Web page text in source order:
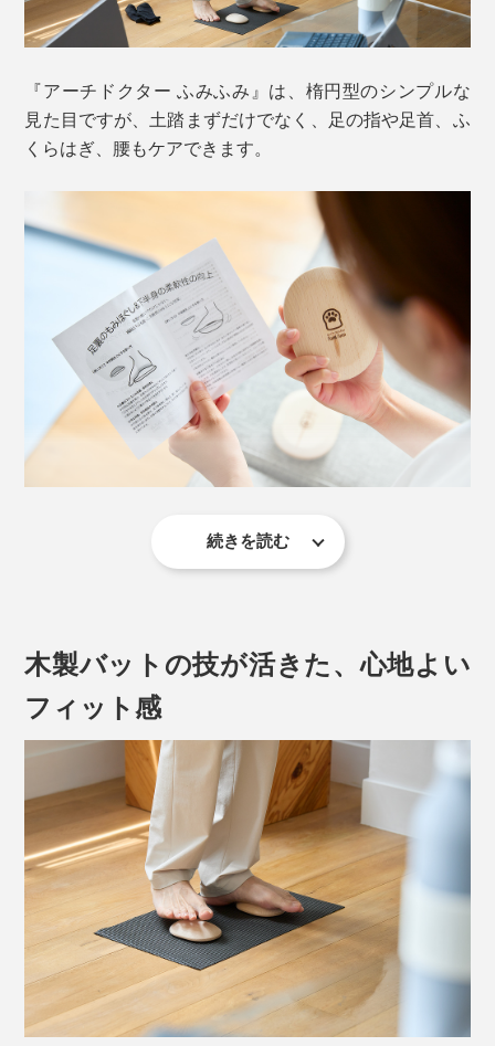
チ」に、心地よくフィット。
アーチとは、土踏まずをつくる、足骨や筋肉によるアー
チ状の構造です。
足の蹴りだしや、衝撃吸収に大切な土踏まずを、三角に
“ふみふみ”にのるだけで、疲れが溜まりやすいアーチ部
前後に足踏みすれば、土踏まずはもちろん、足指のつけ
『アーチドクター ふみふみ』は、楕円型のシンプルな
見た目ですが、土踏まずだけでなく、足の指や足首、ふ
くらはぎ、腰もケアできます。
「グーパー運動」をくり返してください。外反母趾や冷
えの対策になります。
(2) ふくらはぎ
かかとが床につくようにして、“ふみふみ”にのってくだ
さい。かかとをつけたまま前傾姿勢になると、ふくらは
ぎがググーッと伸びる……10秒くらい伸ばすと、ふくら
はぎがホカホカしてスッキリ感を味わえます。
(3) 足首
“ふみふみ”をひっくり返して、平面側にのってくださ
い。足の甲を前に倒す・後ろに倒すをくり返すことで、
続きを読む
木製バットの技が活きた、心地よい
フィット感